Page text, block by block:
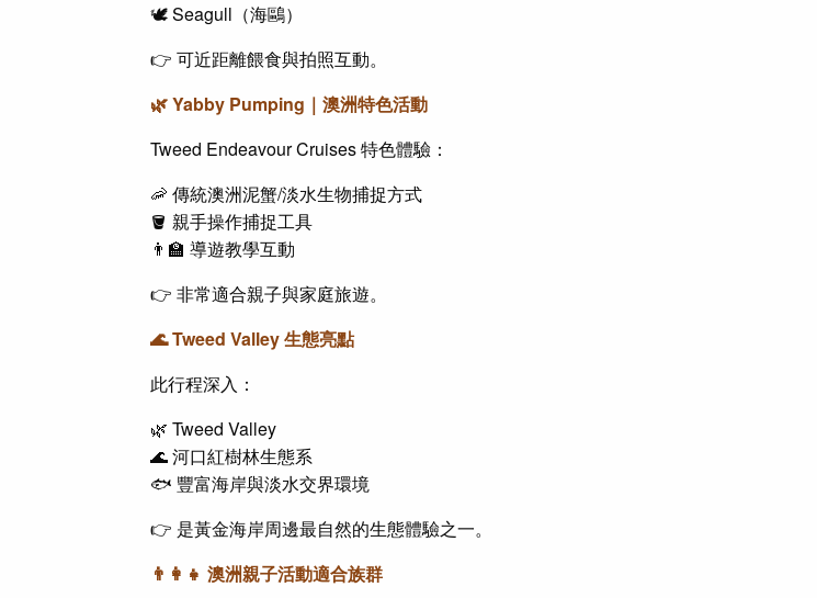
🕊️ Seagull（海鷗）
👉 可近距離餵食與拍照互動。
🌿 Yabby Pumping｜澳洲特色活動
Tweed Endeavour Cruises 特色體驗：
🦐 傳統澳洲泥蟹/淡水生物捕捉方式
🪣 親手操作捕捉工具
👨‍🏫 導遊教學互動
👉 非常適合親子與家庭旅遊。
🌊 Tweed Valley 生態亮點
此行程深入：
🌿 Tweed Valley
🌊 河口紅樹林生態系
🐟 豐富海岸與淡水交界環境
👉 是黃金海岸周邊最自然的生態體驗之一。
👨‍👩‍👧 澳洲親子活動適合族群